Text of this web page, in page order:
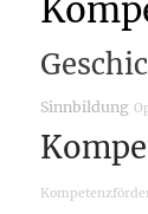
Sinnbildung